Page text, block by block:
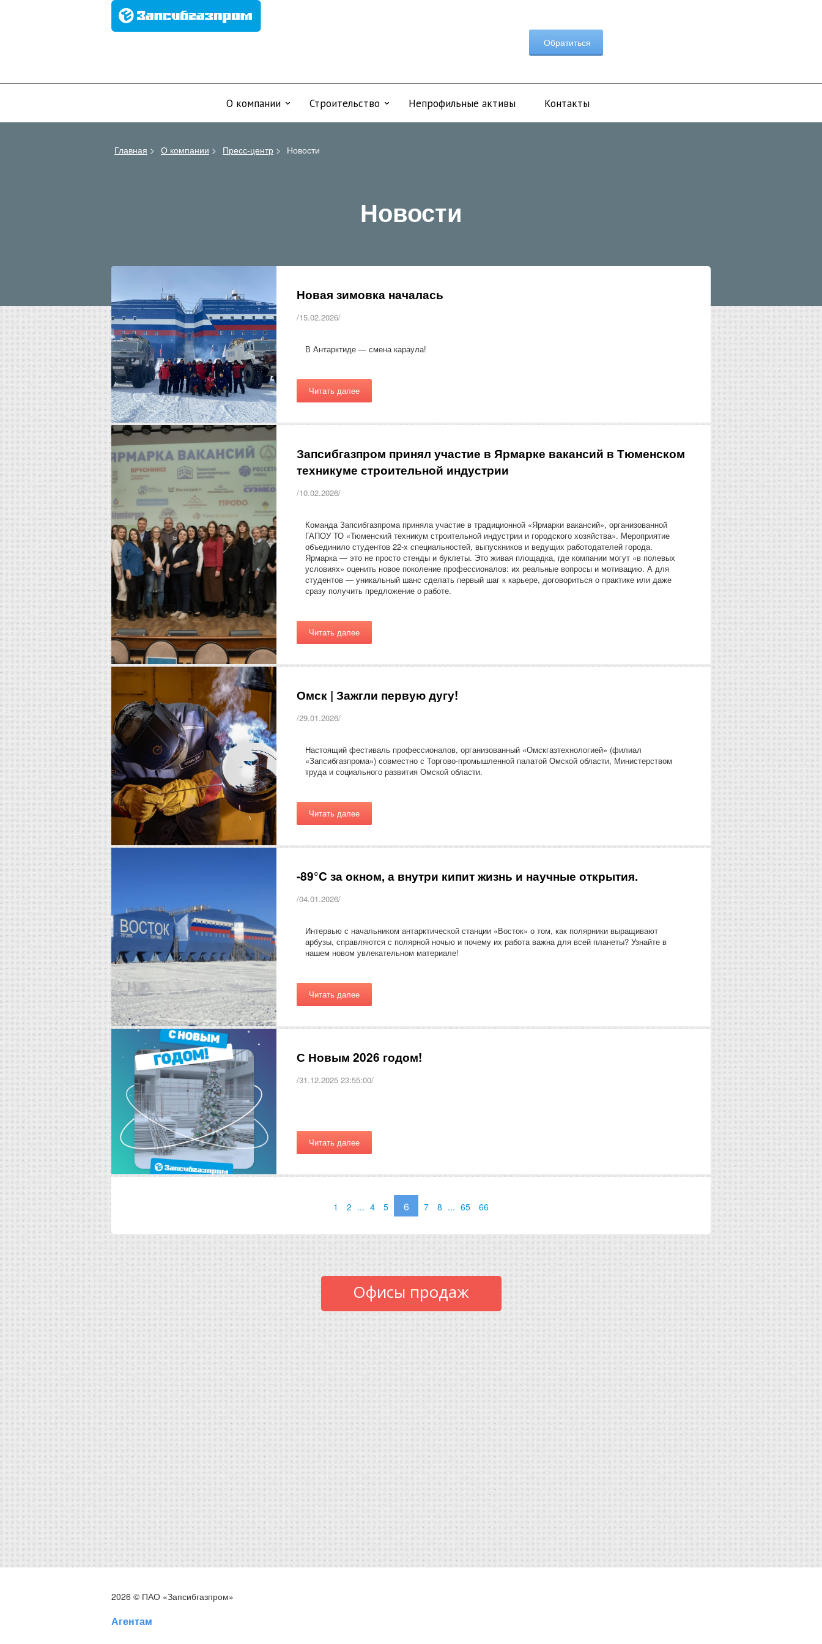
Обратиться
О компании Строительство Непрофильные активы Контакты
Главная > О компании > Пресс-центр > Новости
Новости
Новая зимовка началась
/15.02.2026/
В Антарктиде — смена караула!
Читать далее
Запсибгазпром принял участие в Ярмарке вакансий в Тюменском
техникуме строительной индустрии
/10.02.2026/
Команда Запсибгазпрома приняла участие в традиционной «Ярмарки вакансий», организованной
ГАПОУ ТО «Тюменский техникум строительной индустрии и городского хозяйства». Мероприятие
объединило студентов 22-х специальностей, выпускников и ведущих работодателей города.
Ярмарка — это не просто стенды и буклеты. Это живая площадка, где компании могут «в полевых
условиях» оценить новое поколение профессионалов: их реальные вопросы и мотивацию. А для
студентов — уникальный шанс сделать первый шаг к карьере, договориться о практике или даже
сразу получить предложение о работе.
Читать далее
Омск | Зажгли первую дугу!
/29.01.2026/
Настоящий фестиваль профессионалов, организованный «Омскгазтехнологией» (филиал
«Запсибгазпрома») совместно с Торгово-промышленной палатой Омской области, Министерством
труда и социального развития Омской области.
Читать далее
-89°C за окном, а внутри кипит жизнь и научные открытия.
/04.01.2026/
Интервью с начальником антарктической станции «Восток» о том, как полярники выращивают
арбузы, справляются с полярной ночью и почему их работа важна для всей планеты? Узнайте в
нашем новом увлекательном материале!
Читать далее
С Новым 2026 годом!
/31.12.2025 23:55:00/
Читать далее
1 2 ... 4 5 6 7 8 ... 65 66
Офисы продаж
2026 © ПАО «Запсибгазпром»
Агентам